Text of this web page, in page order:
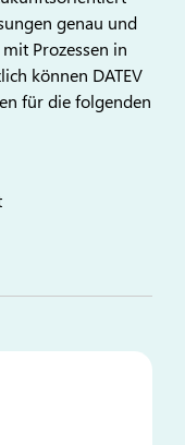
genau und
Prozessen in
können DATEV
für die folgenden